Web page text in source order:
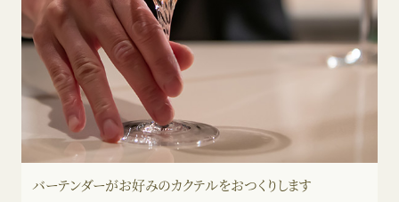
バーテンダーがお好みのカクテルをおつくりします